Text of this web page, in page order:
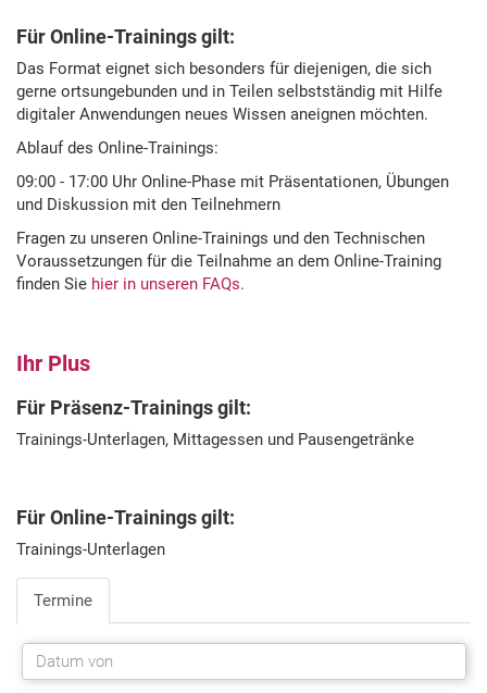
Für Online-Trainings gilt:
Das Format eignet sich besonders für diejenigen, die sich
gerne ortsungebunden und in Teilen selbstständig mit Hilfe
digitaler Anwendungen neues Wissen aneignen möchten.
Ablauf des Online-Trainings:
09:00 - 17:00 Uhr Online-Phase mit Präsentationen, Übungen
und Diskussion mit den Teilnehmern
Fragen zu unseren Online-Trainings und den Technischen
Voraussetzungen für die Teilnahme an dem Online-Training
finden Sie hier in unseren FAQs.
Ihr Plus
Für Präsenz-Trainings gilt:
Trainings-Unterlagen, Mittagessen und Pausengetränke
Für Online-Trainings gilt:
Trainings-Unterlagen
Termine